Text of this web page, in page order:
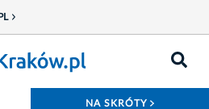
PL
NA SKRÓTY